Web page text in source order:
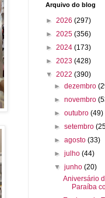
Arquivo do blog
► 2026 (297)
► 2025 (356)
► 2024 (173)
► 2023 (428)
▼ 2022 (390)
►dezembro
►novembro
►outubro(49)
►setembro
►agosto(33)
►julho(44)
▼junho(20)
Aniversário
Paraíba